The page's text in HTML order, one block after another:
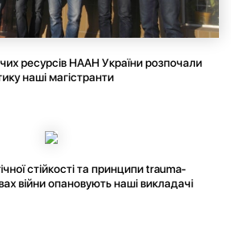
ресурсів НААН України розпочали
наші магістранти
стійкості та принципи trauma-
війни опановують наші викладачі